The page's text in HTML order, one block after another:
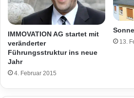
IMMOVATION AG startet mit
veränderter
Führungsstruktur ins neue
Jahr
4. Februar 2015
13.